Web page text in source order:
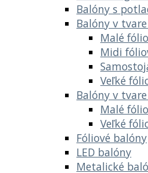
Balóny s
Balóny v
Malé
Midi
Veľké
Balóny v
Malé
Veľké
Fóliové balóny
LED balóny
Metalické